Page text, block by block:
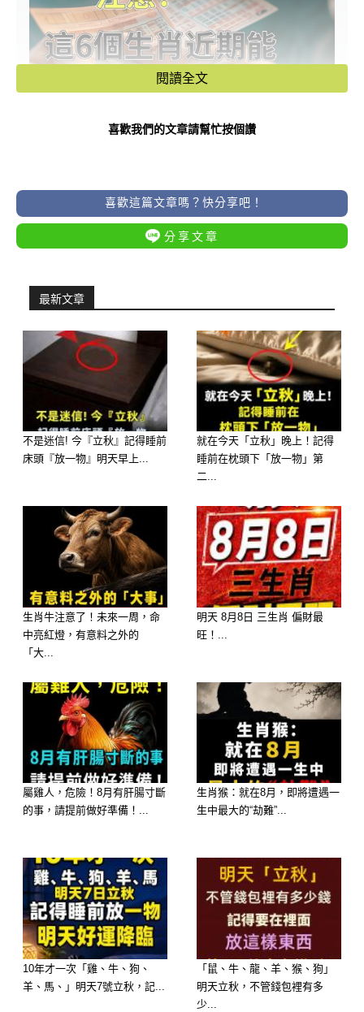
大生肖
發生「靈感突襲、無心插柳中大獎」的
大事
中獎感應：近期您在生活中的直覺特別
準，隨手記錄的數字或路邊看到的車
大師解析：「妳一自信，金庫就開」。
屬猴的朋友近期只要保持心情愉悅、出
門時順路去彩券行，無心插柳反而最容
易發生「驚天中獎、身價暴漲」的大喜
閱讀全文
喜歡我們的文章請幫忙按個讚
喜歡這篇文章嗎？快分享吧！
分享文章
最新文章
不是迷信! 今『立秋』記得睡前
床頭『放一物』明天早上...
就在今天「立秋」晚上！記得
睡前在枕頭下「放一物」第
二...
生肖牛注意了！未來一周，命
中亮紅燈，有意料之外的
「大...
明天 8月8日 三生肖 偏財最
旺！...
屬雞人，危險！8月有肝腸寸斷
的事，請提前做好準備！...
生肖猴：就在8月，即將遭遇一
生中最大的“劫難”...
10年才一次「雞、牛、狗、
羊、馬、」明天7號立秋，記...
「鼠、牛、龍、羊、猴、狗」
明天立秋，不管錢包裡有多
少...